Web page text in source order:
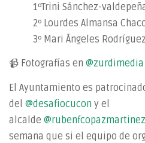
1ºTrini Sánchez-
2º Lourdes Almansa
3º Mari Ángeles
📹 Fotografías en @zurdimedia
El Ayuntamiento es
del @desafiocucon y el
alcalde @rubenfcopazmartinez
semana que si el equipo de